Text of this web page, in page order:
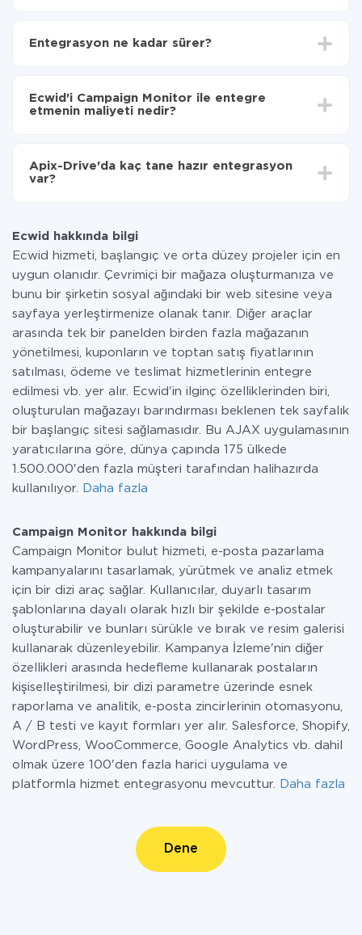
aktarılacağını seçin
Monitor'ye aktarılacaktır.
Entegrasyon ne kadar sürer?
olarak, 10-15 dakika sürer.
Ecwid'i Campaign Monitor ile entegre
etmenin maliyeti nedir?
Hizmetimiz aracılığıyla yalnızca bir sisteminizden
diğerine aktarılan veri miktarı için ödeme yaparsınız.
Apix-Drive'da kaç tane hazır entegrasyon
var?
Ecwid hakkında bilgi
Ecwid hizmeti, başlangıç ve orta düzey projeler için en
uygun olanıdır. Çevrimiçi bir mağaza oluşturmanıza ve
bunu bir şirketin sosyal ağındaki bir web sitesine veya
sayfaya yerleştirmenize olanak tanır. Diğer araçlar
arasında tek bir panelden birden fazla mağazanın
yönetilmesi, kuponların ve toptan satış fiyatlarının
satılması, ödeme ve teslimat hizmetlerinin entegre
edilmesi vb. yer alır. Ecwid'in ilginç özelliklerinden biri,
oluşturulan mağazayı barındırması beklenen tek sayfalık
bir başlangıç sitesi sağlamasıdır. Bu AJAX uygulamasının
yaratıcılarına göre, dünya çapında 175 ülkede
1.500.000'den fazla müşteri tarafından halihazırda
kullanılıyor.
Daha fazla
Campaign Monitor hakkında bilgi
Campaign Monitor bulut hizmeti, e-posta pazarlama
kampanyalarını tasarlamak, yürütmek ve analiz etmek
için bir dizi araç sağlar. Kullanıcılar, duyarlı tasarım
şablonlarına dayalı olarak hızlı bir şekilde e-postalar
oluşturabilir ve bunları sürükle ve bırak ve resim galerisi
kullanarak düzenleyebilir. Kampanya İzleme'nin diğer
özellikleri arasında hedefleme kullanarak postaların
kişiselleştirilmesi, bir dizi parametre üzerinde esnek
raporlama ve analitik, e-posta zincirlerinin otomasyonu,
A / B testi ve kayıt formları yer alır. Salesforce, Shopify,
WordPress, WooCommerce, Google Analytics vb. dahil
olmak üzere 100'den fazla harici uygulama ve
platformla hizmet entegrasyonu mevcuttur.
Daha fazla
Dene